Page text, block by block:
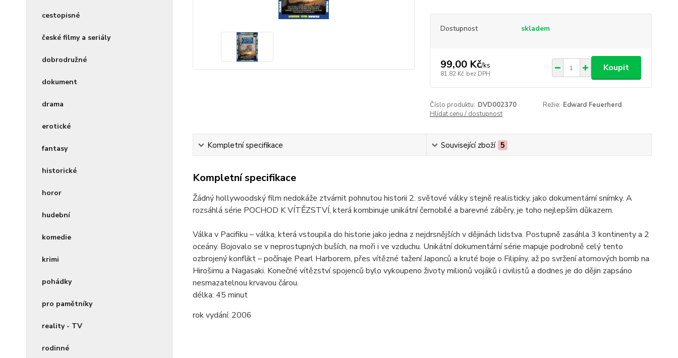
cestopisné
české filmy a seriály
dobrodružné
dokument
drama
erotické
fantasy
historické
horor
hudební
komedie
krimi
pohádky
pro pamětníky
reality - TV
rodinné
Dostupnost skladem
99,00 Kč/ks
81,82 Kč bez DPH
Koupit
Číslo produktu: DVD002370 Režie: Edward Feuerherd
Hlídat cenu / dostupnost
Kompletní specifikace Související zboží 5
Kompletní specifikace
Žádný hollywoodský film nedokáže ztvárnit pohnutou historii 2. světové války stejně realisticky, jako dokumentární snímky. A
rozsáhlá série POCHOD K VÍTĚZSTVÍ, která kombinuje unikátní černobílé a barevné záběry, je toho nejlepším důkazem.
Válka v Pacifiku – válka, která vstoupila do historie jako jedna z nejdrsnějších v dějinách lidstva. Postupně zasáhla 3 kontinenty a 2
oceány. Bojovalo se v neprostupných buších, na moři i ve vzduchu. Unikátní dokumentární série mapuje podrobně celý tento
ozbrojený konflikt – počínaje Pearl Harborem, přes vítězné tažení Japonců a kruté boje o Filipíny, až po svržení atomových bomb na
Hirošimu a Nagasaki. Konečné vítězství spojenců bylo vykoupeno životy milionů vojáků i civilistů a dodnes je do dějin zapsáno
nesmazatelnou krvavou čárou.
délka: 45 minut
rok vydání: 2006